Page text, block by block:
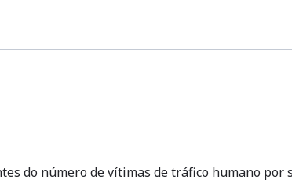
do número de vítimas de tráfico humano por